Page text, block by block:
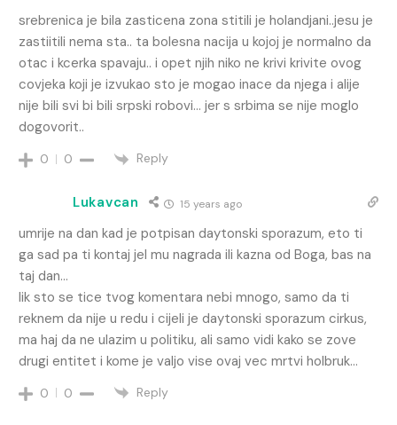
srebrenica je bila zasticena zona stitili je holandjani..jesu je
zastiitili nema sta.. ta bolesna nacija u kojoj je normalno da
otac i kcerka spavaju.. i opet njih niko ne krivi krivite ovog
covjeka koji je izvukao sto je mogao inace da njega i alije
nije bili svi bi bili srpski robovi… jer s srbima se nije moglo
dogovorit..
0 0 Reply
Lukavcan 15 years ago
umrije na dan kad je potpisan daytonski sporazum, eto ti
ga sad pa ti kontaj jel mu nagrada ili kazna od Boga, bas na
taj dan…
lik sto se tice tvog komentara nebi mnogo, samo da ti
reknem da nije u redu i cijeli je daytonski sporazum cirkus,
ma haj da ne ulazim u politiku, ali samo vidi kako se zove
drugi entitet i kome je valjo vise ovaj vec mrtvi holbruk…
0 0 Reply